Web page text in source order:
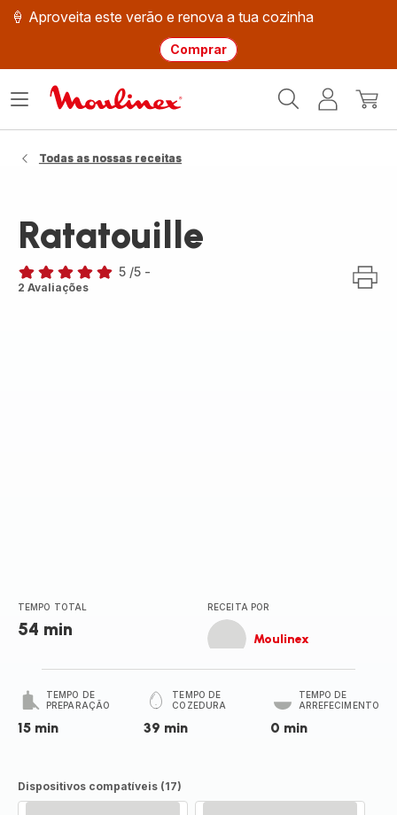
🍦 Aproveita este verão e renova a tua cozinha
Comprar
Moulinex
O
Abrir
Todas as nossas receitas
Ratatouille
Avaliações
5 /5 -
2 Avaliações
TEMPO TOTAL
54 min
RECEITA POR
Moulinex
TEMPO DE
PREPARAÇÃO
15 min
TEMPO DE
COZEDURA
39 min
TEMPO DE
ARREFECIMENTO
0 min
Dispositivos compatíveis (17)